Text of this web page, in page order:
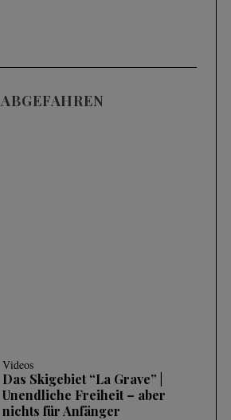
ABGEFAHREN
Videos
Das Skigebiet “La Grave” |
Unendliche Freiheit – aber
nichts für Anfänger